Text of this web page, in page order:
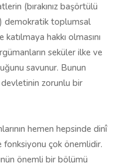
(bırakınız başörtülü
demokratik toplumsal
hakkı olmasını
seküler ilke ve
savunur. Bunun
zorunlu bir
hemen hepsinde dinî
fonksiyonu çok önemlidir.
önemli bir bölümü